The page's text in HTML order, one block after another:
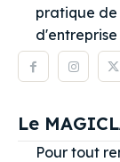
pratique de
d'entreprise
Le
Pour tout